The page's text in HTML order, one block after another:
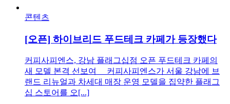
콘텐츠
[오픈] 하이브리드 푸드테크 카페가 등장했다
커피사피엔스, 강남 플래그십점 오픈 푸드테크 카페의
새 모델 본격 선보여 커피사피엔스가 서울 강남에 브
랜드 리뉴얼과 차세대 매장 운영 모델을 집약한 플래그
십 스토어를 오[...]